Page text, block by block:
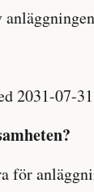
2031-07-
för